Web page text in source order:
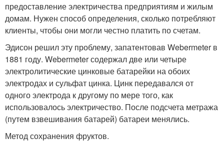
предоставление электричества предприятиям и жилым
домам. Нужен способ определения, сколько потребляют
клиенты, чтобы они могли честно платить по счетам.
Эдисон решил эту проблему, запатентовав Webermeter в
1881 году. Webermeter содержал две или четыре
электролитические цинковые батарейки на обоих
электродах и сульфат цинка. Цинк передавался от
одного электрода к другому по мере того, как
использовалось электричество. После подсчета метража
(путем взвешивания батарей) батареи менялись.
Метод сохранения фруктов.